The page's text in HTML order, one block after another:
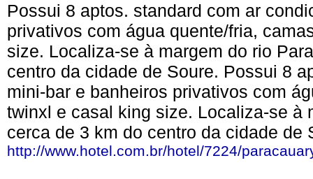
Possui 8 aptos. standard com ar
privativos com água quente/fria,
size. Localiza-se à margem do rio
centro da cidade de Soure. Possui 8
mini-bar e banheiros privativos com
twinxl e casal king size. Localiza-se à
cerca de 3 km do centro da cidade de
http://www.hotel.com.br/hotel/7224/